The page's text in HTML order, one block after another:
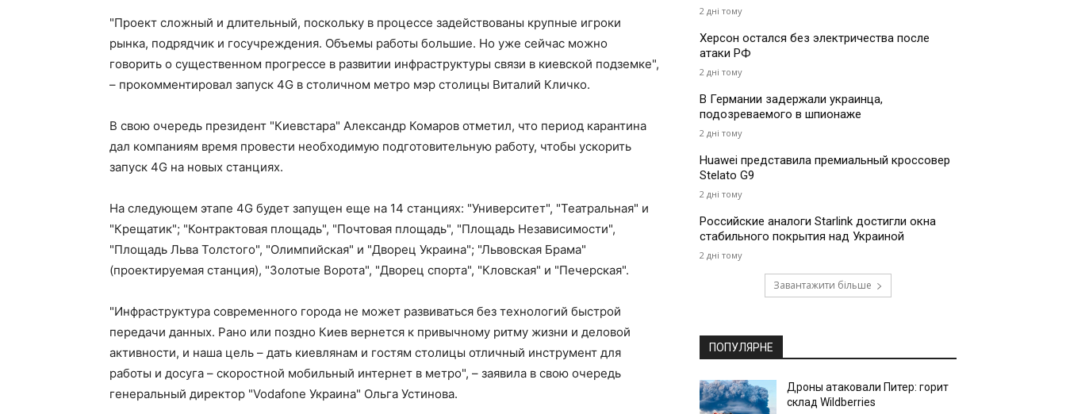
"Проект сложный и длительный, поскольку в процессе задействованы крупные игроки
рынка, подрядчик и госучреждения. Объемы работы большие. Но уже сейчас можно
говорить о существенном прогрессе в развитии инфраструктуры связи в киевской подземке",
– прокомментировал запуск 4G в столичном метро мэр столицы Виталий Кличко.
В свою очередь президент "Киевстара" Александр Комаров отметил, что период карантина
дал компаниям время провести необходимую подготовительную работу, чтобы ускорить
запуск 4G на новых станциях.
На следующем этапе 4G будет запущен еще на 14 станциях: "Университет", "Театральная" и
"Крещатик"; "Контрактовая площадь", "Почтовая площадь", "Площадь Независимости",
"Площадь Льва Толстого", "Олимпийская" и "Дворец Украина"; "Львовская Брама"
(проектируемая станция), "Золотые Ворота", "Дворец спорта", "Кловская" и "Печерская".
"Инфраструктура современного города не может развиваться без технологий быстрой
передачи данных. Рано или поздно Киев вернется к привычному ритму жизни и деловой
активности, и наша цель – дать киевлянам и гостям столицы отличный инструмент для
работы и досуга – скоростной мобильный интернет в метро", – заявила в свою очередь
генеральный директор "Vodafone Украина" Ольга Устинова.
2 дні тому
Херсон остался без электричества после
атаки РФ
2 дні тому
В Германии задержали украинца,
подозреваемого в шпионаже
2 дні тому
Huawei представила премиальный кроссовер
Stelato G9
2 дні тому
Российские аналоги Starlink достигли окна
стабильного покрытия над Украиной
2 дні тому
Завантажити більше
ПОПУЛЯРНЕ
Дроны атаковали Питер: горит
склад Wildberries